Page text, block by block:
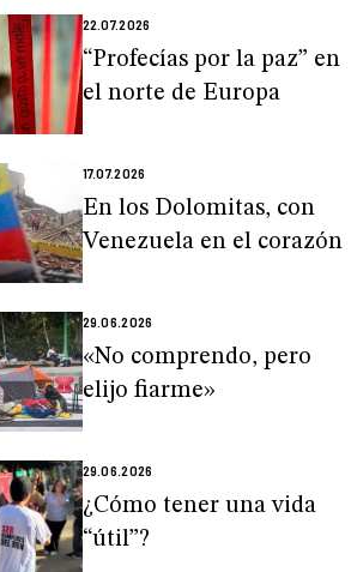
22.07.2026
“Profecías por la paz” en
el norte de Europa
17.07.2026
En los Dolomitas, con
Venezuela en el corazón
29.06.2026
«No comprendo, pero
elijo fiarme»
29.06.2026
¿Cómo tener una vida
“útil”?